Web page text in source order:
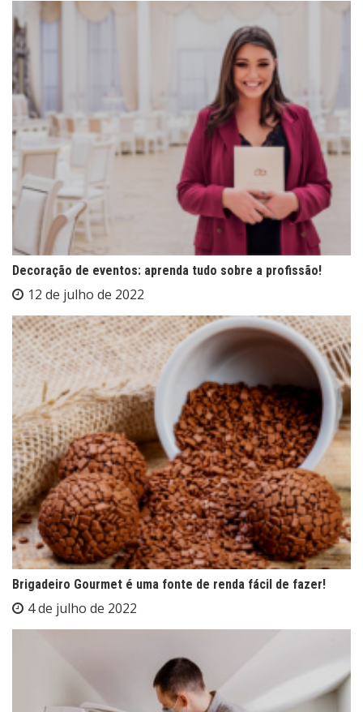
Decoração de eventos: aprenda tudo sobre a profissão!
12 de julho de 2022
Brigadeiro Gourmet é uma fonte de renda fácil de fazer!
4 de julho de 2022